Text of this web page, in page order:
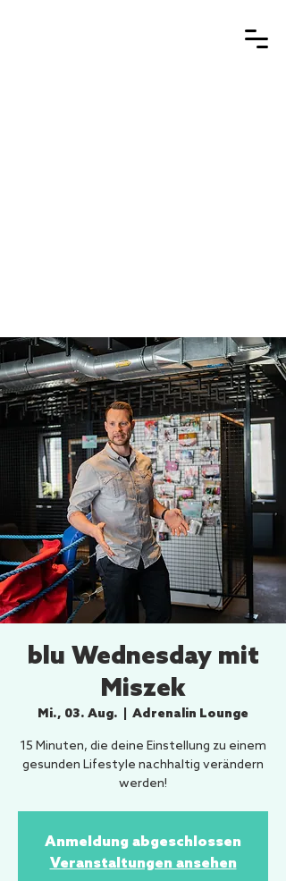
blu Wednesday mit
Miszek
Mi., 03. Aug. Adrenalin Lounge
15 Minuten, die deine Einstellung zu einem
gesunden Lifestyle nachhaltig verändern
werden!
Anmeldung abgeschlossen
Veranstaltungen ansehen